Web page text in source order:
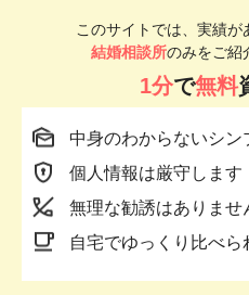
このサイトでは、実績が
結婚相談所のみをご紹
1分で無料
中身のわからないシン
個人情報は厳守します
無理な勧誘はありませ
自宅でゆっくり比べら